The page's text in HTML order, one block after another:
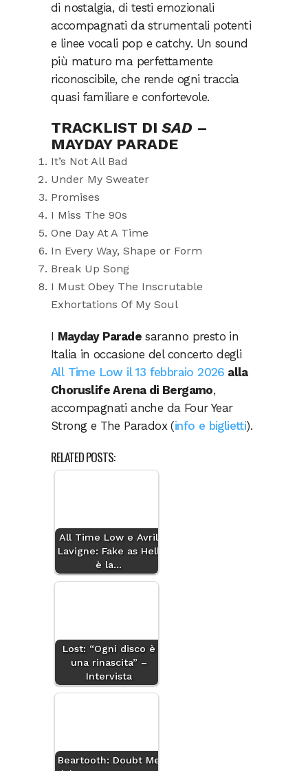
di nostalgia, di testi emozionali
accompagnati da strumentali potenti
e linee vocali pop e catchy. Un sound
più maturo ma perfettamente
riconoscibile, che rende ogni traccia
quasi familiare e confortevole.
TRACKLIST DI SAD –
MAYDAY PARADE
It’s Not All Bad
Under My Sweater
Promises
I Miss The 90s
One Day At A Time
In Every Way, Shape or Form
Break Up Song
I Must Obey The Inscrutable
Exhortations Of My Soul
I Mayday Parade saranno presto in
Italia in occasione del concerto degli
All Time Low il 13 febbraio 2026 alla
Choruslife Arena di Bergamo,
accompagnati anche da Four Year
Strong e The Paradox (info e biglietti).
RELATED POSTS:
All Time Low e Avril
Lavigne: Fake as Hell
è la…
Lost: “Ogni disco è
una rinascita” –
Intervista
Beartooth: Doubt Me